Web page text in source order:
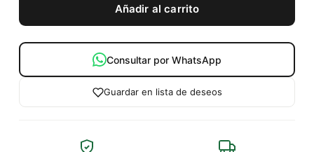
Añadir al carrito
Consultar por WhatsApp
Guardar en lista de deseos